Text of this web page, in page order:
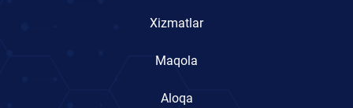
Xizmatlar
Maqola
Aloqa